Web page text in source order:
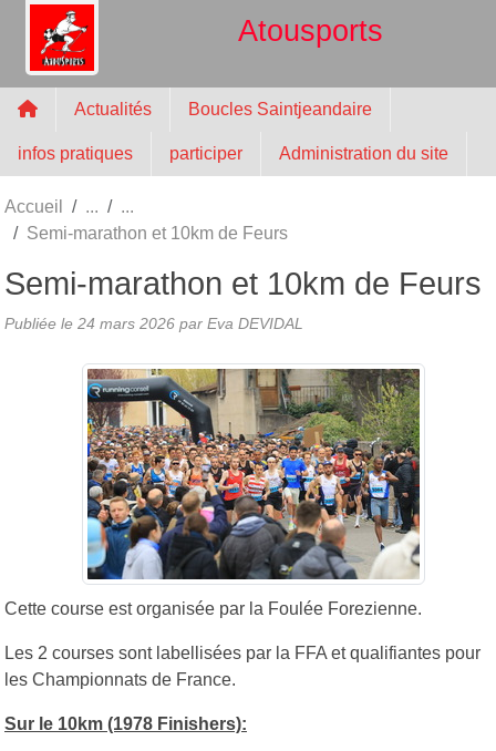
Atousports
Actualités Boucles Saintjeandaire
infos pratiques participer Administration du site
Accueil
Semi-marathon et 10km de Feurs
Semi-marathon et 10km de Feurs
Publiée le 24 mars 2026 par Eva DEVIDAL
Cette course est organisée par la Foulée Forezienne.
Les 2 courses sont labellisées par la FFA et qualifiantes pour
les Championnats de France.
Sur le 10km (1978 Finishers):
Panneau de gestion des cookies